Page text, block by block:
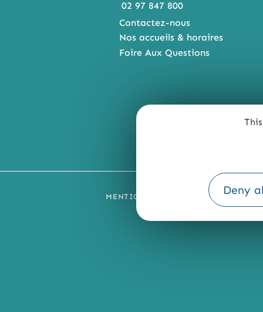
Deny
02 97 847 800
Contactez-nous
Nos accueils & horaires
Foire Aux Questions
MENTIONS LÉGALES PLAN DU